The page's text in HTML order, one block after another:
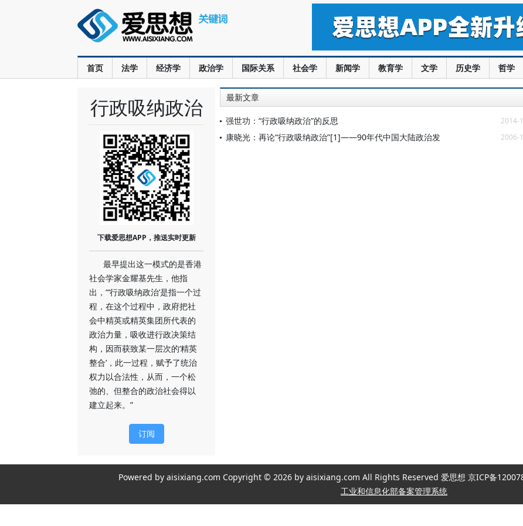
首页 法学 经济学 政治学 国际关系 社会学 新闻学 教育学 文学 历史学 哲学
行政吸纳政治
下载爱思想APP，推送实时更新
最早提出这一模式的是香港
社会学家金耀基先生，他指
出，“‘行政吸纳政治’是指一个过
程，在这个过程中，政府把社
会中精英或精英集团所代表的
政治力量，吸收进行政决策结
构，因而获致某一层次的‘精英
整合’，此一过程，赋予了统治
权力以合法性，从而，一个松
弛的、但整合的政治社会得以
建立起来。”
订阅
最新文章
强世功：“行政吸纳政治”的反思 2014-
康晓光：再论“行政吸纳政治”[1]——90年代中国大陆政治发 2006-
Powered by aisixiang.com Copyright © 2026 by aisixiang.com All Rights Reserved 爱思想 京ICP备
工业和信息化部备案管理系统